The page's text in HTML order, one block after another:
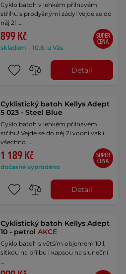
Cyklo batoh v lehkém přilnavém
střihu s prodyšnými zády! Vejde se do
něj 2l …
899 Kč
skladem – 10.8. u Vás
SUPER
CENA
Detail
Cyklistický batoh Kellys Adept
5 023 - Steel Blue
Cyklo batoh v lehkém přilnavém
střihu! Vejde se do něj 2l vodní vak i
všechno …
1 189 Kč
dočasně vyprodáno
SUPER
CENA
Detail
Cyklistický batoh Kellys Adept
10 - petrolAKCE
Cyklo batoh s větším objemem 10 l,
síťkou na přilbu i kapsou na sluneční
…